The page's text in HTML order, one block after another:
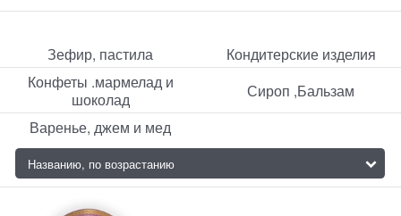
Зефир, пастила
Кондитерские изделия
Конфеты .мармелад и
шоколад
Сироп ,Бальзам
Варенье, джем и мед